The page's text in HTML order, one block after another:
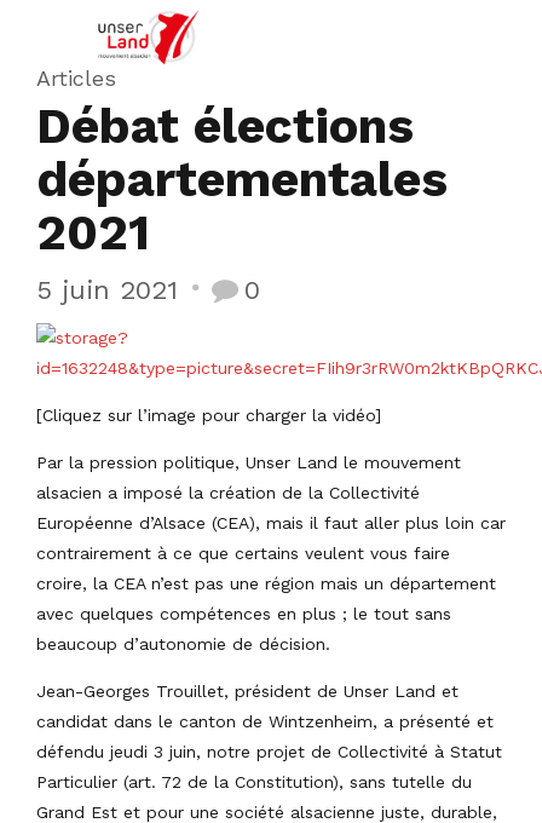
Articles
Débat élections
départementales
2021
5 juin 2021 0
[Cliquez sur l’image pour charger la vidéo]
Par la pression politique, Unser Land le mouvement
alsacien a imposé la création de la Collectivité
Européenne d’Alsace (CEA), mais il faut aller plus loin car
contrairement à ce que certains veulent vous faire
croire, la CEA n’est pas une région mais un département
avec quelques compétences en plus ; le tout sans
beaucoup d’autonomie de décision.
Jean-Georges Trouillet, président de Unser Land et
candidat dans le canton de Wintzenheim, a présenté et
défendu jeudi 3 juin, notre projet de Collectivité à Statut
Particulier (art. 72 de la Constitution), sans tutelle du
Grand Est et pour une société alsacienne juste, durable,